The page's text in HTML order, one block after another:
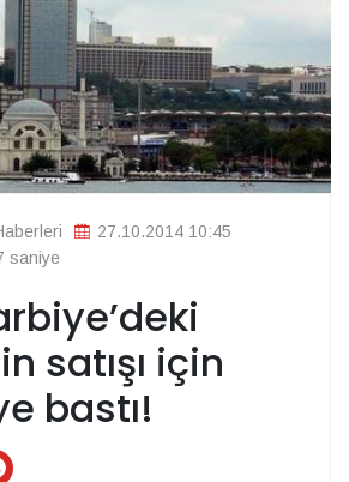
27.10.2014 10:45
saniye
satışı için
bastı!